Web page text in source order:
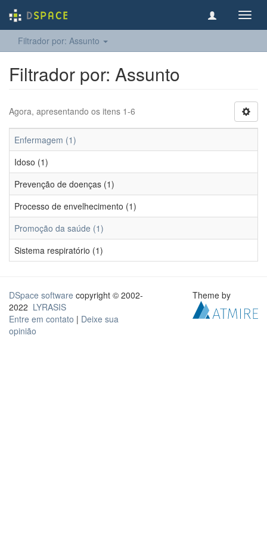
Filtrador por: Assunto
Filtrador por: Assunto
Agora, apresentando os itens 1-6
Enfermagem (1)
Idoso (1)
Prevenção de doenças (1)
Processo de envelhecimento (1)
Promoção da saúde (1)
Sistema respiratório (1)
DSpace software copyright © 2002-
2022 LYRASIS
Entre em contato | Deixe sua
opinião
Theme by